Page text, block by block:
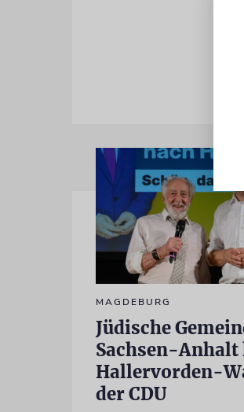
MAGDEBURG
Jüdische
Sachsen-
Hallervorden-
der CDU